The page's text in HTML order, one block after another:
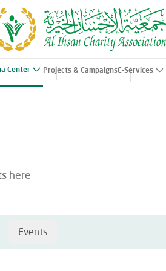
Center Projects & CampaignsE-Services
here
Events